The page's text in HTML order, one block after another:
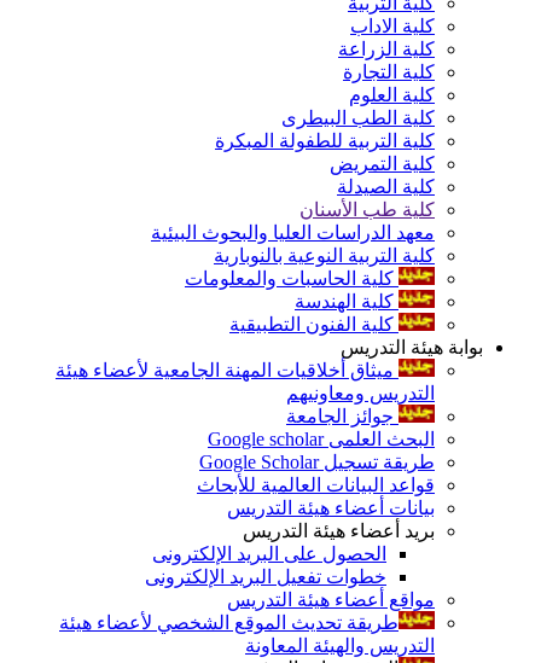
كلية الاداب
كلية الزراعة
كلية التجارة
كلية العلوم
كلية الطب البيطرى
كلية التربية للطفولة المبكرة
كلية التمريض
كلية الصيدلة
كلية طب الأسنان
معهد الدراسات العليا والبحوث البيئية
كلية التربية النوعية بالنوبارية
كلية الحاسبات والمعلومات
كلية الهندسة
كلية الفنون التطبيقية
بوابة هيئة التدريس
ميثاق أخلاقيات المهنة الجامعية لأعضاء هيئة
التدريس ومعاونيهم
جوائز الجامعة
البحث العلمى Google scholar
طريقة تسجيل Google Scholar
قواعد البيانات العالمية للأبحاث
بيانات أعضاء هيئة التدريس
بريد أعضاء هيئة التدريس
الحصول على البريد الإلكترونى
خطوات تفعيل البريد الإلكترونى
مواقع أعضاء هيئة التدريس
طريقة تحديث الموقع الشخصي لأعضاء هيئة
التدريس والهيئة المعاونة